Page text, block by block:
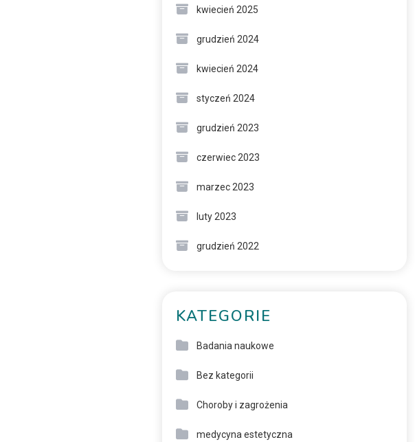
kwiecień 2025
grudzień 2024
kwiecień 2024
styczeń 2024
grudzień 2023
czerwiec 2023
marzec 2023
luty 2023
grudzień 2022
KATEGORIE
Badania naukowe
Bez kategorii
Choroby i zagrożenia
medycyna estetyczna